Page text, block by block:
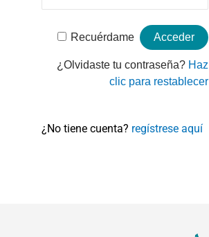
Recuérdame
¿Olvidaste tu contraseña? Haz
clic para restablecer
¿No tiene cuenta? regístrese aquí